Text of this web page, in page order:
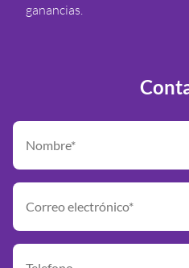
ganancias.